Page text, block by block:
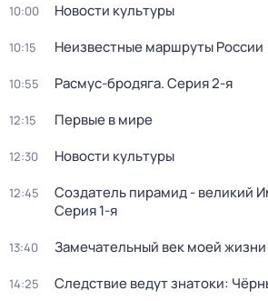
10:00 Новости культуры
10:15 Неизвестные маршруты России
10:55 Расмус-бродяга. Серия 2-я
12:15 Первые в мире
12:30 Новости культуры
12:45 Создатель пирамид - великий
Серия 1-я
13:40 Замечательный век моей жизни
14:25 Следствие ведут знатоки: